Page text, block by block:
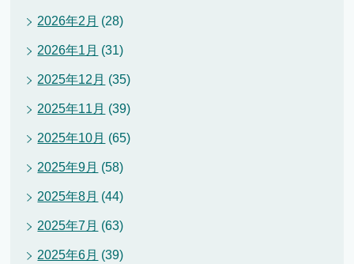
2026年2月 (28)
2026年1月 (31)
2025年12月 (35)
2025年11月 (39)
2025年10月 (65)
2025年9月 (58)
2025年8月 (44)
2025年7月 (63)
2025年6月 (39)